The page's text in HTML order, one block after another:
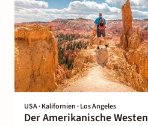
USA · Kalifornien · Los Angeles
Der Amerikanische Westen